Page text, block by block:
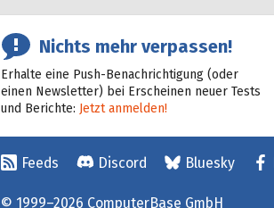
Nichts mehr verpassen!
Erhalte eine Push-Benachrichtigung (oder
einen Newsletter) bei Erscheinen neuer Tests
und Berichte: Jetzt anmelden!
Feeds Discord Bluesky
© 1999–2026 ComputerBase GmbH